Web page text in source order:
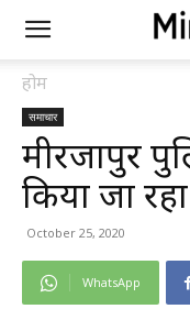
होम
समाचार
मीरजापुर
किया जा
October 25, 2020
WhatsApp